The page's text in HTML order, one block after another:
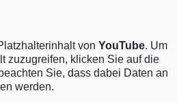
von YouTube. Um
zuzugreifen, klicken Sie auf die
Sie, dass dabei Daten an
werden.